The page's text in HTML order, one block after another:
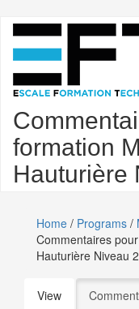
Skip
main
content
formation
Hauturière
Home / Programs /
Commentaires
Hauturière Niveau 2
Primary
View